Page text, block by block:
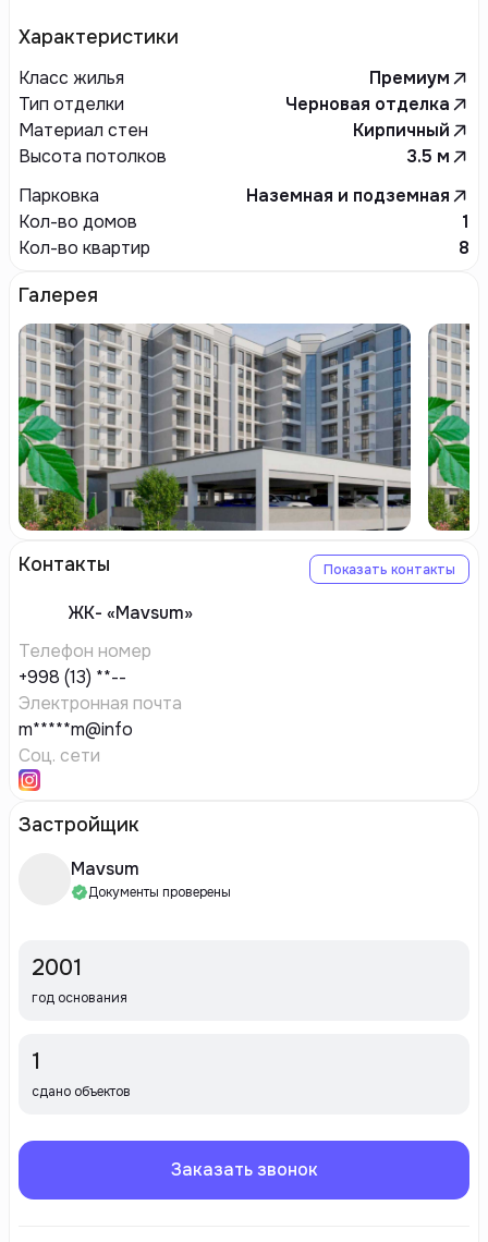
Характеристики
Класс жилья
Премиум
Тип отделки
Черновая отделка
Материал стен
Кирпичный
Высота потолков
3.5 м
Парковка
Наземная и подземная
Кол-во домов
1
Кол-во квартир
8
Галерея
Контакты Показать контакты
ЖК- «Mavsum»
Телефон номер
+998 (13) **--
Электронная почта
m*****m@info
Соц. сети
Застройщик
Mavsum
Документы проверены
2001
год основания
1
сдано объектов
Заказать звонок